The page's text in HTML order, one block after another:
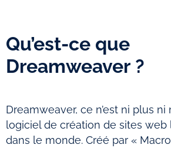
Qu’est-ce que
Dreamweaver ?
Dreamweaver, ce n’est ni plus
logiciel de création de sites web
dans le monde. Créé par «